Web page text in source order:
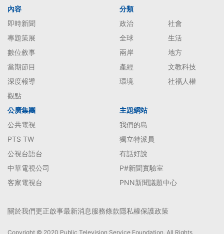
內容
即時新聞
專題策展
數位敘事
當期節目
深度報導
觀點
分類
政治
社會
全球
生活
兩岸
地方
產經
文教科技
環境
社福人權
公廣集團
公共電視
PTS TW
公視台語台
中華電視公司
客家電視台
主題網站
我們的島
獨立特派員
有話好說
P#新聞實驗室
PNN新聞議題中心
關於我們更正啟事最新消息服務條款隱私權保護政策
Copyright © 2020 Public Television Service Foundation. All Rights